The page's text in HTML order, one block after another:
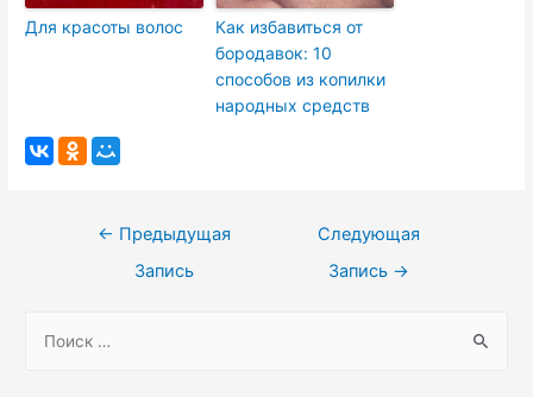
Для красоты волос
Как избавиться от
бородавок: 10
способов из копилки
народных средств
Навигация
← Предыдущая
Запись
Следующая
Запись →